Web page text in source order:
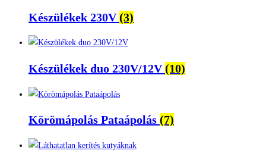
Készülékek 230V(3)
Készülékek duo 230V/12V(10)
Körömápolás Pataápolás (7)